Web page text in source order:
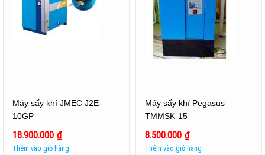
Máy sấy khí JMEC J2E-
10GP
18.900.000 ₫
Thêm vào giỏ hàng
Máy sấy khí Pegasus
TMMSK-15
8.500.000 ₫
Thêm vào giỏ hàng